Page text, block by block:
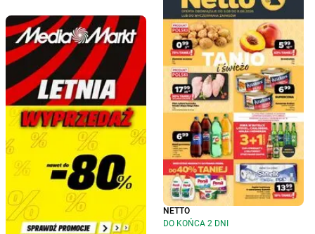
NETTO
DO KOŃCA 2 DNI